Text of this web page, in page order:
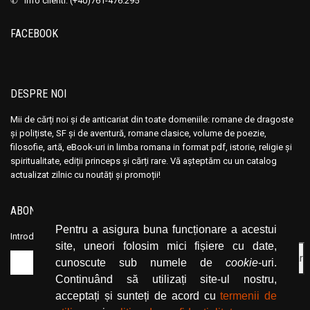
Pentru a asigura buna funcționare a acestui
site, uneori folosim mici fișiere cu date,
cunoscute sub numele de cookie-uri.
Continuând să utilizați site-ul nostru,
acceptați și sunteți de acord cutermenii de
Ana Maria Marin
Andocide
Andre Bejin
Andre Castelot
Andre Leroi-Gourhan
Andre Malraux
Andre Maurois
Andre Miquel
Andre Theuriet
Ana Maria Marin
Andocide
Andre Bejin
Andre Castelot
Andre Leroi-Gourhan
Andre Malraux
Andre Maurois
Andre Miquel
Andre Theuriet
FACEBOOK
DESPRE NOI
Mii de cărți noi și de anticariat din toate domeniile: romane de dragoste
și polițiste, SF și de aventură, romane clasice, volume de poezie,
filosofie, artă, eBook-uri in limba romana in format pdf, istorie, religie și
spiritualitate, ediții princeps și cărți rare. Vă așteptăm cu un catalog
actualizat zilnic cu noutăți și promoții!
ABONEAZĂ-TE LA NEWSLETTER
Introduceți adresa dvs. de email și dați click pe butonul de abonare.